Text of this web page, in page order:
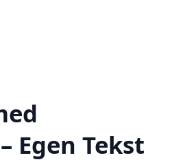
Egen Tekst